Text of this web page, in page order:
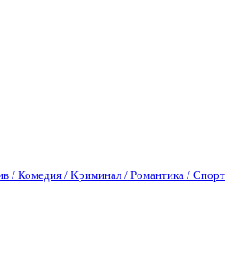
/ Комедия / Криминал / Романтика / Спорт